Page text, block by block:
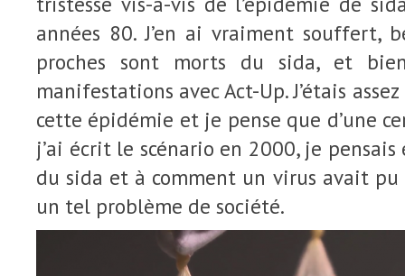
années 80. J’en ai vraiment souffert,
proches sont morts du sida, et
manifestations avec Act-Up. J’étais
cette épidémie et je pense que d’une
j’ai écrit le scénario en 2000, je
du sida et à comment un virus avait pu
un tel problème de société.